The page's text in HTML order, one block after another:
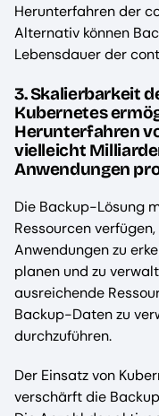
Herunterfahren der
Alternativ können
Lebensdauer der
3. Skalierbarkeit
Kubernetes
Herunterfahren
vielleicht
Anwendungen
Die Backup-Lösung
Ressourcen
Anwendungen zu
planen und zu
ausreichende
Backup-Daten zu
durchzuführen.
Der Einsatz von
verschärft die